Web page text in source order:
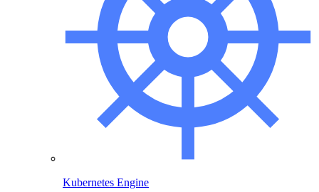
Kubernetes Engine